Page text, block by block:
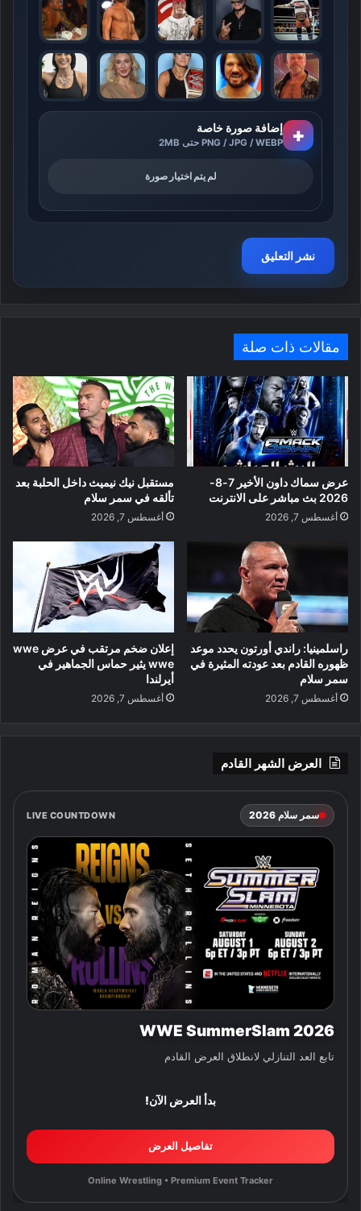
+ إضافة صورة خاصة
PNG / JPG / WEBP حتى 2MB
لم يتم اختيار صورة
مقالات ذات صلة
عرض سماك داون الأخير 7-8-
2026 بث مباشر على الانترنت
أغسطس 7, 2026
مستقبل نيك نيميث داخل الحلبة بعد
تألقه في سمر سلام
أغسطس 7, 2026
راسلمينيا: راندي أورتون يحدد موعد
ظهوره القادم بعد عودته المثيرة في
سمر سلام
أغسطس 7, 2026
إعلان ضخم مرتقب في عرض wwe
wwe يثير حماس الجماهير في
أيرلندا
أغسطس 7, 2026
العرض الشهر القادم
سمر سلام 2026 LIVE COUNTDOWN
WWE SummerSlam 2026
تابع العد التنازلي لانطلاق العرض القادم
بدأ العرض الآن!
تفاصيل العرض
Online Wrestling • Premium Event Tracker